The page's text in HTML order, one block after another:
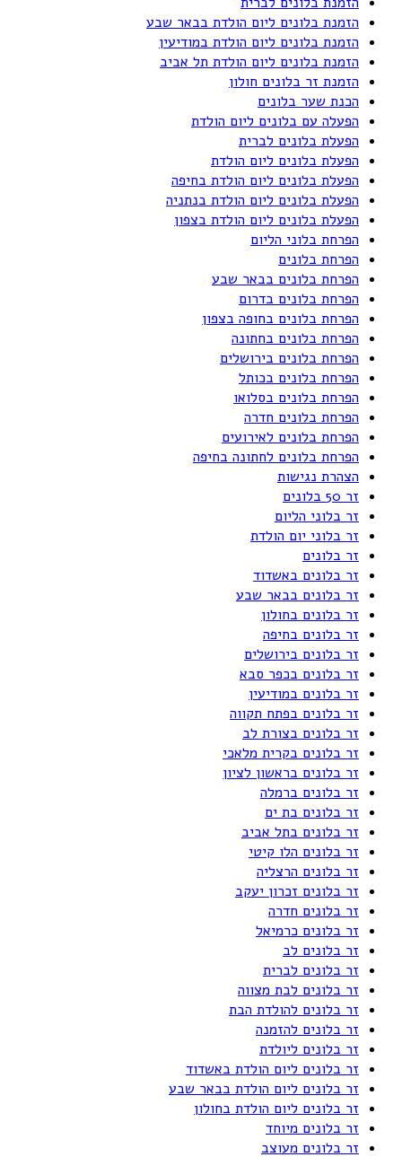
הזמנת בלונים ליום הולדת בבאר שבע
הזמנת בלונים ליום הולדת במודיעין
הזמנת בלונים ליום הולדת תל אביב
הזמנת זר בלונים חולון
הכנת שער בלונים
הפעלה עם בלונים ליום הולדת
הפעלת בלונים לברית
הפעלת בלונים ליום הולדת
הפעלת בלונים ליום הולדת בחיפה
הפעלת בלונים ליום הולדת בנתניה
הפעלת בלונים ליום הולדת בצפון
הפרחת בלוני הליום
הפרחת בלונים
הפרחת בלונים בבאר שבע
הפרחת בלונים בדרום
הפרחת בלונים בחופה בצפון
הפרחת בלונים בחתונה
הפרחת בלונים בירושלים
הפרחת בלונים בכותל
הפרחת בלונים בסלואו
הפרחת בלונים חדרה
הפרחת בלונים לאירועים
הפרחת בלונים לחתונה בחיפה
הצהרת נגישות
זר 50 בלונים
זר בלוני הליום
זר בלוני יום הולדת
זר בלונים
זר בלונים באשדוד
זר בלונים בבאר שבע
זר בלונים בחולון
זר בלונים בחיפה
זר בלונים בירושלים
זר בלונים בכפר סבא
זר בלונים במודיעין
זר בלונים בפתח תקווה
זר בלונים בצורת לב
זר בלונים בקרית מלאכי
זר בלונים בראשון לציון
זר בלונים ברמלה
זר בלונים בת ים
זר בלונים בתל אביב
זר בלונים הלו קיטי
זר בלונים הרצליה
זר בלונים זכרון יעקב
זר בלונים חדרה
זר בלונים כרמיאל
זר בלונים לב
זר בלונים לברית
זר בלונים לבת מצווה
זר בלונים להולדת הבת
זר בלונים להזמנה
זר בלונים ליולדת
זר בלונים ליום הולדת באשדוד
זר בלונים ליום הולדת בבאר שבע
זר בלונים ליום הולדת בחולון
זר בלונים מיוחד
זר בלונים מעוצב